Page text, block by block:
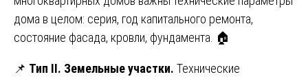
дома в целом: серия, год капитального ремонта,
состояние фасада, кровли, фундамента. 🏠
📌 Тип II. Земельные участки. Технические